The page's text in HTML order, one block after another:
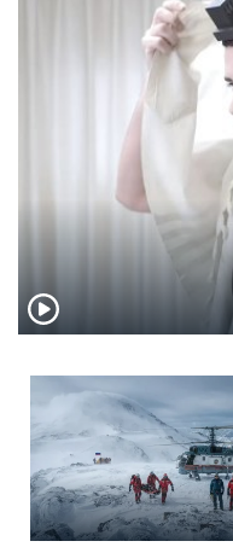
השראה